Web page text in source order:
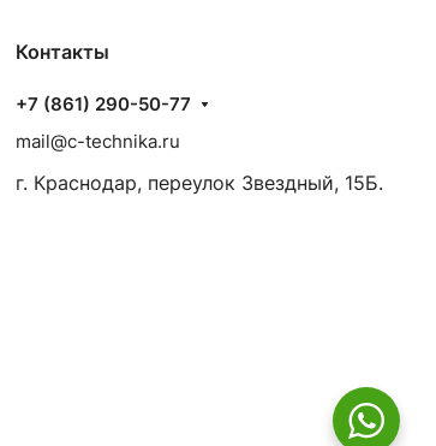
Контакты
+7 (861) 290-50-77
mail@c-technika.ru
г. Краснодар, переулок Звездный, 15Б.